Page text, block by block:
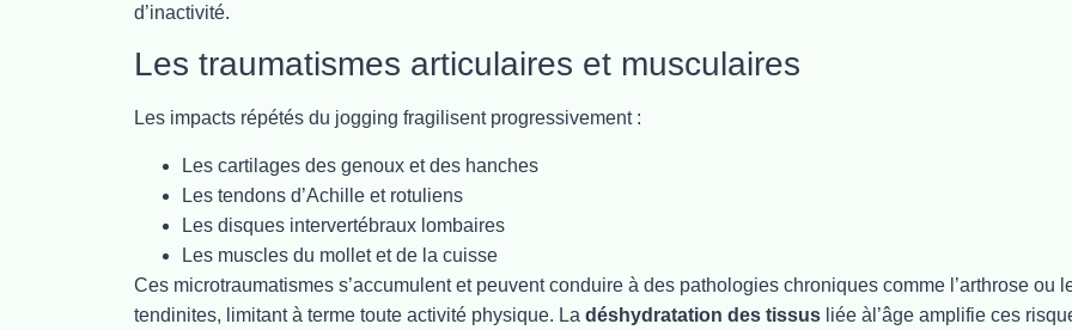
d’inactivité.
Les traumatismes articulaires et musculaires
Les impacts répétés du jogging fragilisent progressivement :
Les cartilages des genoux et des hanches
Les tendons d’Achille et rotuliens
Les disques intervertébraux lombaires
Les muscles du mollet et de la cuisse
Ces microtraumatismes s’accumulent et peuvent conduire à des pathologies chroniques comme l’arthrose ou
tendinites, limitant à terme toute activité physique. La déshydratation des tissus liée àl’âge amplifie ces